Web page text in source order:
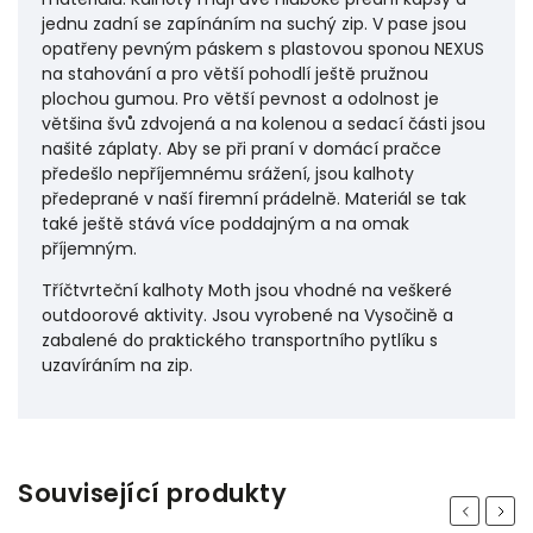
jednu zadní se zapínáním na suchý zip. V pase jsou
opatřeny pevným páskem s plastovou sponou NEXUS
na stahování a pro větší pohodlí ještě pružnou
plochou gumou. Pro větší pevnost a odolnost je
většina švů zdvojená a na kolenou a sedací části jsou
našité záplaty. Aby se při praní v domácí pračce
předešlo nepříjemnému srážení, jsou kalhoty
předeprané v naší firemní prádelně. Materiál se tak
také ještě stává více poddajným a na omak
příjemným.
Tříčtvrteční kalhoty Moth jsou vhodné na veškeré
outdoorové aktivity. Jsou vyrobené na Vysočině a
zabalené do praktického transportního pytlíku s
uzavíráním na zip.
Související produkty Previous
Next